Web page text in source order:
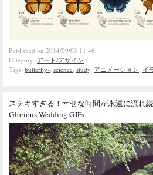
Published on 2014/09/03 11:46.
Category: アート/デザイン
Tags: butterfly-, science, study, アニメーション, イ
ステキすぎる！幸せな時間が永遠に流れ
Glorious Wedding GIFs